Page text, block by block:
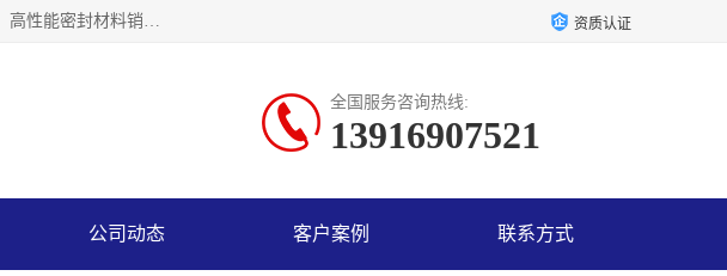
沈阳默塔化学有限公司经营范围包括：化工产品销售，专用化学产品销售，非食用盐销售，食品添加剂销售，高性能密封材料销售，涂料销售，合成材料销售，工程塑料及合成树脂销售等；主要产品有高纯电子级环丁砜，总金属离子可控制在ppb级别、纯度高、颜色浅、耐高温分解时间长，特别适合于半导体制造，硅片晶圆制造，清洗湿电子化学品，锂电池电解液，电子油墨，特种材料等高端行业；也适用于医药合成。 资质认证
全国服务咨询热线:
13916907521
公司动态 客户案例 联系方式